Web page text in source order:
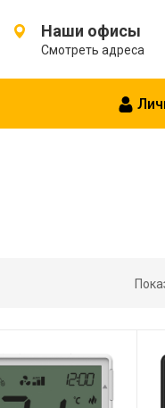
Наши офисы
Смотреть адреса